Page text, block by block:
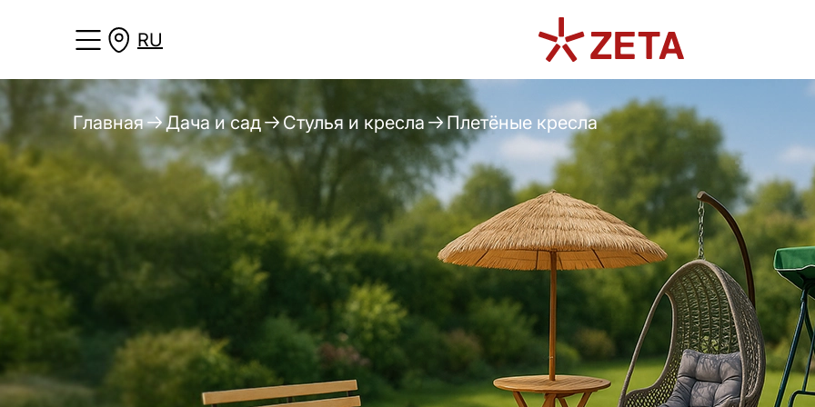
RU
Главная Дача и сад Стулья и кресла Плетёные кресла